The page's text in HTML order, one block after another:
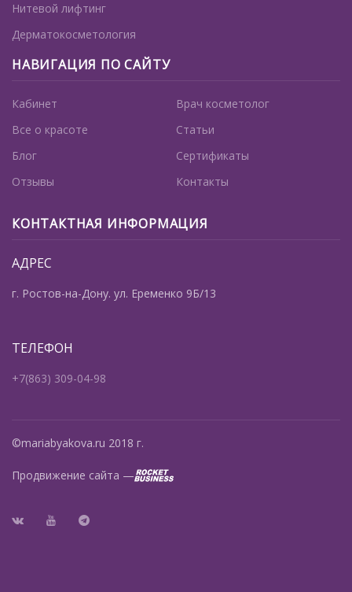
Нитевой лифтинг
Дерматокосметология
НАВИГАЦИЯ ПО САЙТУ
Кабинет
Врач косметолог
Все о красоте
Статьи
Блог
Сертификаты
Отзывы
Контакты
КОНТАКТНАЯ ИНФОРМАЦИЯ
АДРЕС
г. Ростов-на-Дону. ул. Еременко 9Б/13
ТЕЛЕФОН
+7(863) 309-04-98
©mariabyakova.ru 2018 г.
Продвижение сайта —